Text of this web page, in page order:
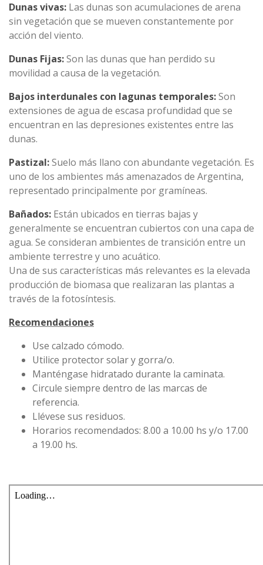
Dunas vivas: Las dunas son acumulaciones de arena
sin vegetación que se mueven constantemente por
acción del viento.
Dunas Fijas:Son las dunas que han perdido su
movilidad a causa de la vegetación.
Bajos interdunales con lagunas temporales:Son
extensiones de agua de escasa profundidad que se
encuentran en las depresiones existentes entre las
dunas.
Pastizal:Suelo más llano con abundante vegetación. Es
uno de los ambientes más amenazados de Argentina,
representado principalmente por gramíneas.
Bañados: Están ubicados en tierras bajas y
generalmente se encuentran cubiertos con una capa de
agua. Se consideran ambientes de transición entre un
ambiente terrestre y uno acuático.
Una de sus características más relevantes es la elevada
producción de biomasa que realizaran las plantas a
través de la fotosíntesis.
Recomendaciones
Use calzado cómodo.
Utilice protector solar y gorra/o.
Manténgase hidratado durante la caminata.
Circule siempre dentro de las marcas de
referencia.
Llévese sus residuos.
Horarios recomendados: 8.00 a 10.00 hs y/o 17.00
a 19.00 hs.